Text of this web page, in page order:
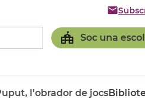
Soc una
l'obrador de jocs